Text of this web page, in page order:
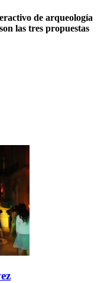
de arqueología
las tres propuestas